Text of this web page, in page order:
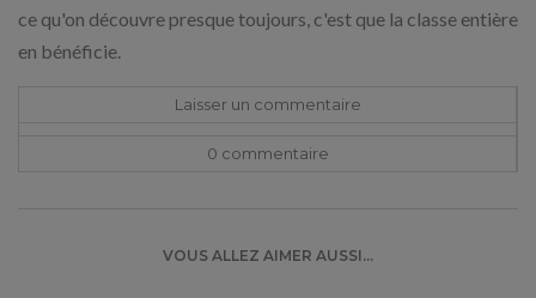
ce qu'on découvre presque toujours, c'est que la classe entière
en bénéficie.
Laisser un commentaire
0 commentaire
VOUS ALLEZ AIMER AUSSI...